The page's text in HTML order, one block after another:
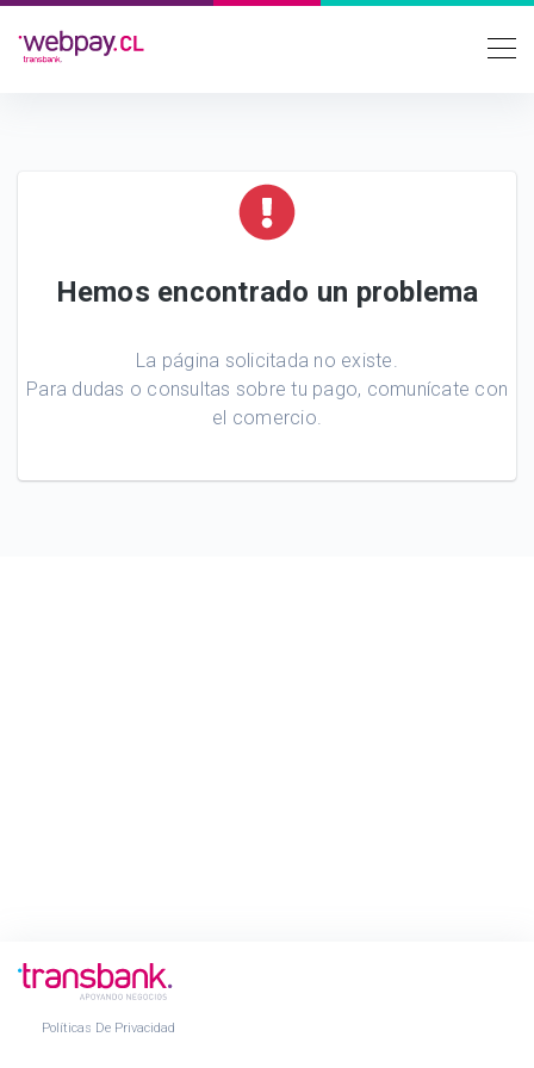
Hemos encontrado un problema
La página solicitada no existe.
Para dudas o consultas sobre tu pago, comunícate con
el comercio.
Políticas De Privacidad